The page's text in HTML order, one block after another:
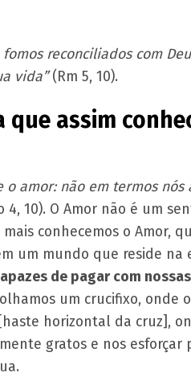
reconciliados com
vida”(Rm 5, 10).
assim
o amor: não em termos
4, 10). O Amor não é um
mais conhecemos o Amor,
um mundo que reside na
de pagar com
um crucifixo,
[haste horizontal da cruz],
gratos e nos